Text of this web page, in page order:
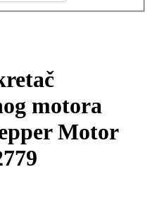
motora
Motor